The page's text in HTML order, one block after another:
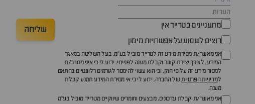
מתעניינים בטרייד אין
רוצים לשמוע על אפשרויות מימון
אני מאשר/ת מסירת מידע זה לטרייד מוביל בע"מ, בעל השליטה במאגר
המידע, לצורך יצירת קשר וקבלת מענה לפנייתי. ידוע לי כי איני מחויב/ת
למסור מידע זה על פי חוק, וכי הוא עשוי להימסר לגורמים רלוונטיים בהתאם
למדיניות הפרטיותשל החברה. ידוע לי כי אי מסירת המידע תמנע קבלת
מענה.
אני מאשר/ת קבלת עדכונים, מבצעים וחומרים שיווקיים מטרייד מוביל בע"מ
שליחה